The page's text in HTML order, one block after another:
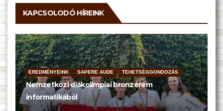
KAPCSOLODÓ HÍREINK
EREDMÉNYEINK SAPERE AUDE TEHETSÉGGONDOZÁS
Nemzetközi diákolimpiai bronzérem
informatikából